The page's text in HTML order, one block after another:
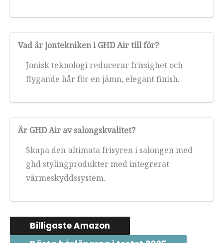
Vad är jontekniken i GHD Air till för?
Jonisk teknologi reducerar frissighet och
flygande hår för en jämn, elegant finish.
Är GHD Air av salongskvalitet?
Skapa den ultimata frisyren i salongen med
ghd stylingprodukter med integrerat
värmeskyddssystem.
Billigaste Amazon